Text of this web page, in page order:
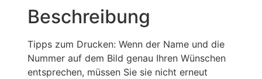
Beschreibung
Tipps zum Drucken: Wenn der Name und die
Nummer auf dem Bild genau Ihren Wünschen
entsprechen, müssen Sie sie nicht erneut